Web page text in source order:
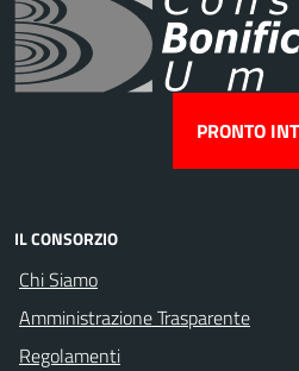
PRONTO
IL CONSORZIO
Chi Siamo
Amministrazione Trasparente
Regolamenti